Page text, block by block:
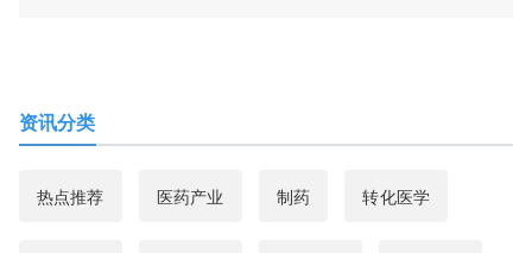
资讯分类
热点推荐 医药产业 制药 转化医学